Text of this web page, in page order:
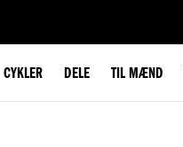
CYKLER DELE TIL MÆND